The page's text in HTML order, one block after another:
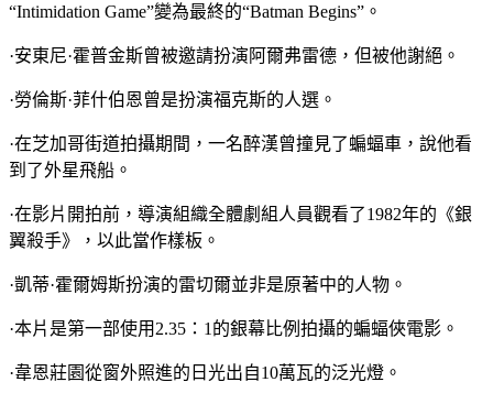
“Intimidation Game”變為最終的“Batman Begins”。
·安東尼·霍普金斯曾被邀請扮演阿爾弗雷德，但被他謝絕。
·勞倫斯·菲什伯恩曾是扮演福克斯的人選。
·在芝加哥街道拍攝期間，一名醉漢曾撞見了蝙蝠車，說他看
到了外星飛船。
·在影片開拍前，導演組織全體劇組人員觀看了1982年的《銀
翼殺手》，以此當作樣板。
·凱蒂·霍爾姆斯扮演的雷切爾並非是原著中的人物。
·本片是第一部使用2.35：1的銀幕比例拍攝的蝙蝠俠電影。
·韋恩莊園從窗外照進的日光出自10萬瓦的泛光燈。